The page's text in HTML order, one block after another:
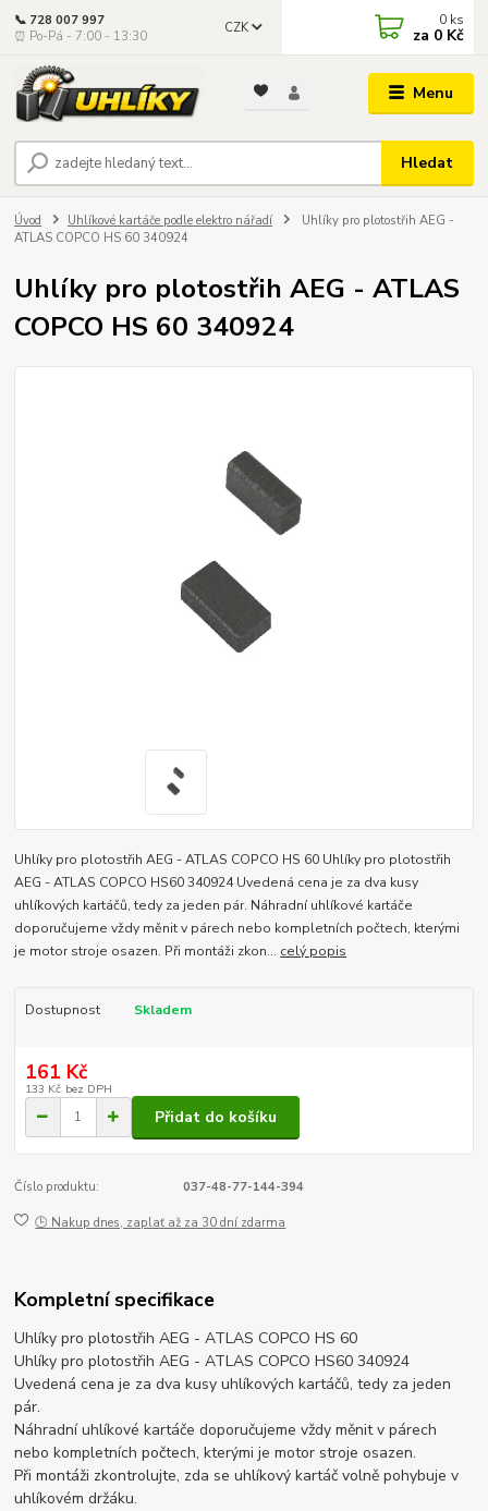
Menu
CZK
Hledat
📞 728 007 997
⏰ Po-Pá - 7:00 - 13:30
0 ks
za 0 Kč
Úvod Uhlíkové kartáče podle elektro nářadí
Uhlíky pro plotostřih AEG -
ATLAS COPCO HS 60 340924
Uhlíky pro plotostřih AEG - ATLAS
COPCO HS 60 340924
Uhlíky pro plotostřih AEG - ATLAS COPCO HS 60 Uhlíky pro plotostřih
AEG - ATLAS COPCO HS60 340924 Uvedená cena je za dva kusy
uhlíkových kartáčů, tedy za jeden pár. Náhradní uhlíkové kartáče
doporučujeme vždy měnit v párech nebo kompletních počtech, kterými
je motor stroje osazen. Při montáži zkon... celý popis
Dostupnost Skladem
161 Kč
133 Kč bez DPH
Přidat do košíku
Číslo produktu: 037-48-77-144-394
🕒 Nakup dnes, zaplať až za 30 dní zdarma
Kompletní specifikace
Uhlíky pro plotostřih AEG - ATLAS COPCO HS 60
Uhlíky pro plotostřih AEG - ATLAS COPCO HS60 340924
Uvedená cena je za dva kusy uhlíkových kartáčů, tedy za jeden
pár.
Náhradní uhlíkové kartáče doporučujeme vždy měnit v párech
nebo kompletních počtech, kterými je motor stroje osazen.
Při montáži zkontrolujte, zda se uhlíkový kartáč volně pohybuje v
uhlíkovém držáku.